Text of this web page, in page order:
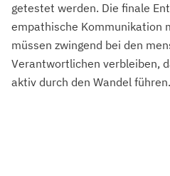
getestet werden. Die finale
empathische Kommunikation
müssen zwingend bei den
Verantwortlichen verbleiben,
aktiv durch den Wandel führen.